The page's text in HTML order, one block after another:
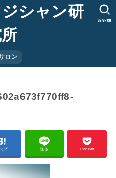
シャン研
ロン
SEARCH
ブ 送る Pocket